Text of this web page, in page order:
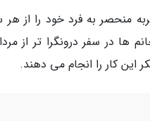
منحصر به فرد خود را از هر
در سفر درونگرا تر از
این کار را انجام می دهند.